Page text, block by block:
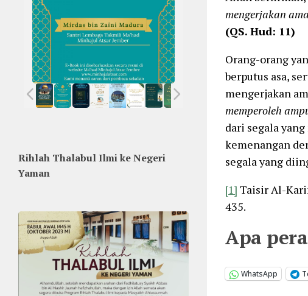
mengerjakan
(QS. Hud: 11)
Orang-orang
berputus asa,
mengerjakan
memperoleh
dari segala
kemenangan
segala yang
[1] Taisir Al-
435.
Apa
WhatsApp
Rihlah Thalabul Ilmi ke Negeri
Yaman